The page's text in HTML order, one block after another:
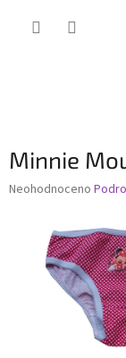
Minnie
Průměrné
Neohodnoceno